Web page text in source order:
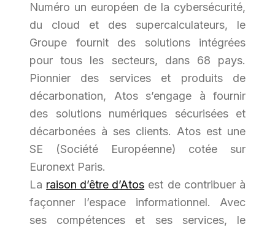
Numéro un européen de la cybersécurité,
du cloud et des supercalculateurs, le
Groupe fournit des solutions intégrées
pour tous les secteurs, dans 68 pays.
Pionnier des services et produits de
décarbonation, Atos s’engage à fournir
des solutions numériques sécurisées et
décarbonées à ses clients. Atos est une
SE (Société Européenne) cotée sur
Euronext Paris.
La raison d’être d’Atos est de contribuer à
façonner l’espace informationnel. Avec
ses compétences et ses services, le